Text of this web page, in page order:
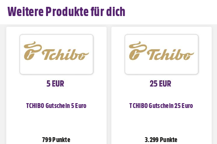
Weitere Produkte für dich
TCHIBO Gutschein 5 Euro
799 Punkte
TCHIBO Gutschein 25 Euro
3.299 Punkte